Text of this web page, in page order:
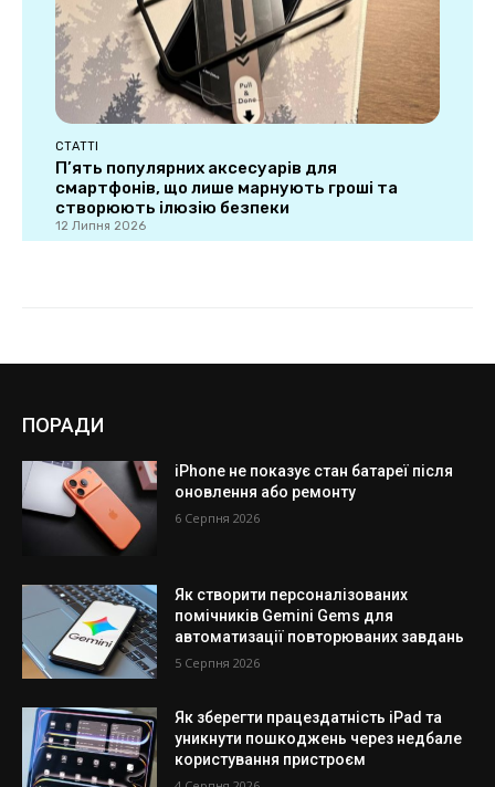
ПОРАДИ
iPhone не показує стан батареї після
оновлення або ремонту
6 Серпня 2026
Як створити персоналізованих
помічників Gemini Gems для
автоматизації повторюваних завдань
5 Серпня 2026
Як зберегти працездатність iPad та
уникнути пошкоджень через недбале
користування пристроєм